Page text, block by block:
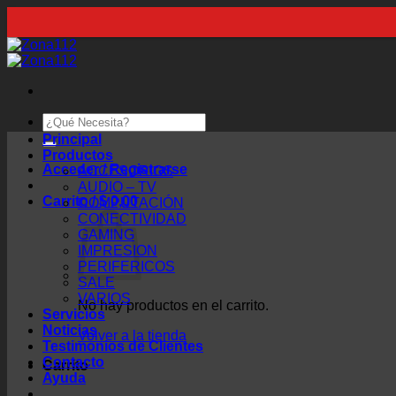
Saltar
al
Buscar
por:
Acceder / Registrarse
Carrito /$0,00
No hay productos en el carrito.
Volver a la tienda
Carrito
Principal
Productos
ACCESORIOS
AUDIO – TV
COMPUTACIÓN
CONECTIVIDAD
GAMING
IMPRESION
PERIFERICOS
SALE
VARIOS
Servicios
Noticias
Testimonios de Clientes
Contacto
Ayuda